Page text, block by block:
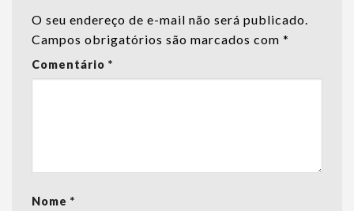
O seu endereço de e-mail não será publicado.
Campos obrigatórios são marcados com *
Comentário *
Nome *